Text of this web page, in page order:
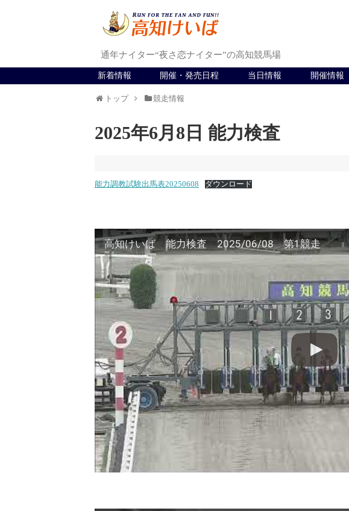
通年ナイター“夜さ恋ナイター”の高知競馬場
新着情報 開催・発売日程 当日情報 開催情報
トップ 競走情報
2025年6月8日 能力検査
能力調教試験出馬表20250608 ダウンロード
高知けいば 能力検査 2025/06/08 第1競走